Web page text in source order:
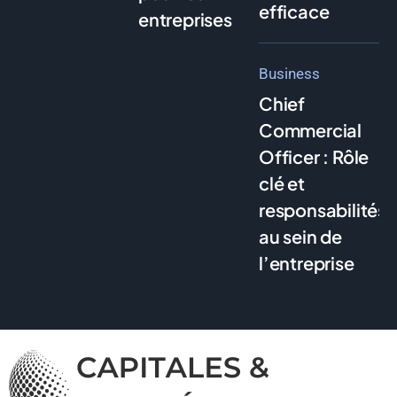
entreprises
efficace
Business
Chief
Commercial
Officer : Rôle
clé et
responsabilités
au sein de
l’entreprise